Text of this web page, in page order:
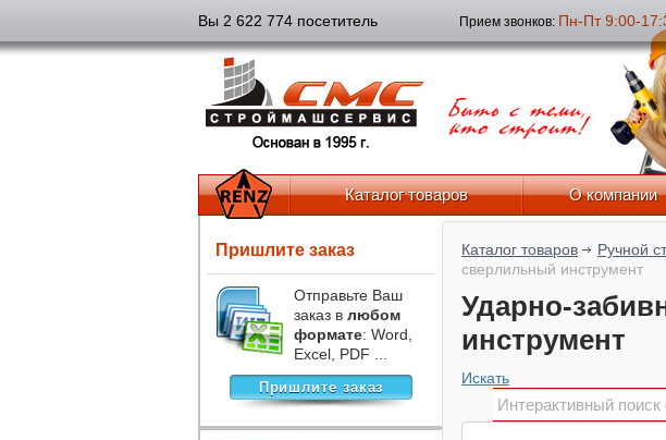
Вы 2 622 774 посетитель Прием звонков: Пн-Пт 9:00-
Каталог товаров О компании
Пришлите заказ
Отправьте Ваш
заказ в любом
формате: Word,
Excel, PDF ...
Пришлите заказ
Каталог товаров Ручной
сверлильный инструмент
Ударно-
инструмент
Искать